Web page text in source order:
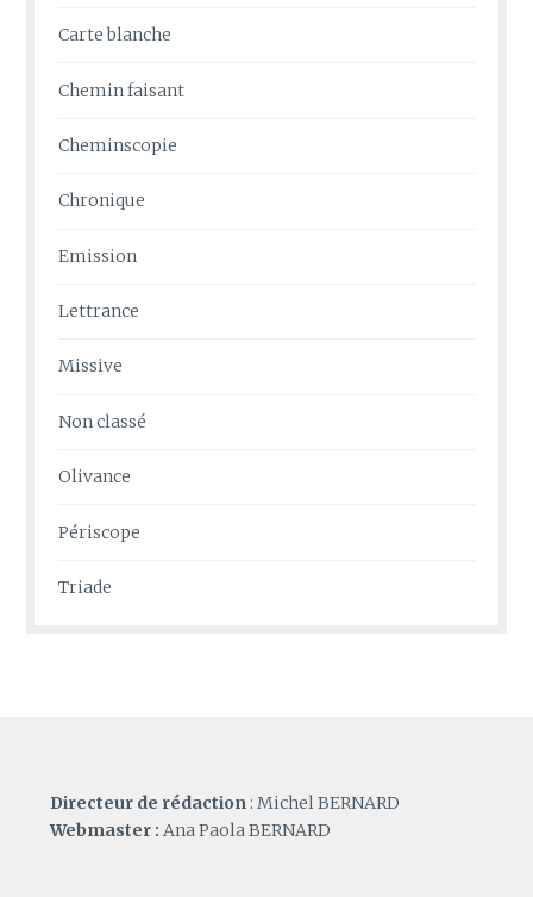
Carte blanche
Chemin faisant
Cheminscopie
Chronique
Emission
Lettrance
Missive
Non classé
Olivance
Périscope
Triade
Directeur de rédaction : Michel BERNARD
Webmaster : Ana Paola BERNARD